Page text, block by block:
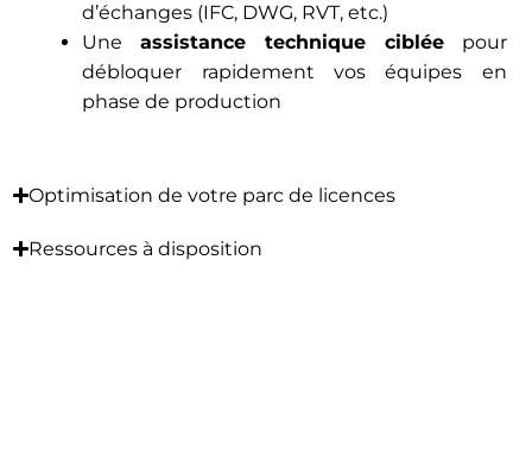
d’échanges (IFC, DWG, RVT, etc.)
Uneassistance technique cibléepour
débloquer rapidement vos équipes en
phase de production
Optimisation de votre parc de licences
Ressources à disposition